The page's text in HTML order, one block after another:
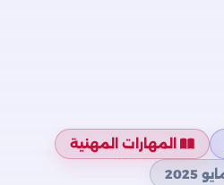
المهارات المهنية